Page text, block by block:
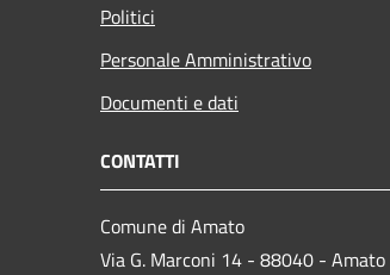
Politici
Personale Amministrativo
Documenti e dati
CONTATTI
Comune di Amato
Via G. Marconi 14 - 88040 - Amato